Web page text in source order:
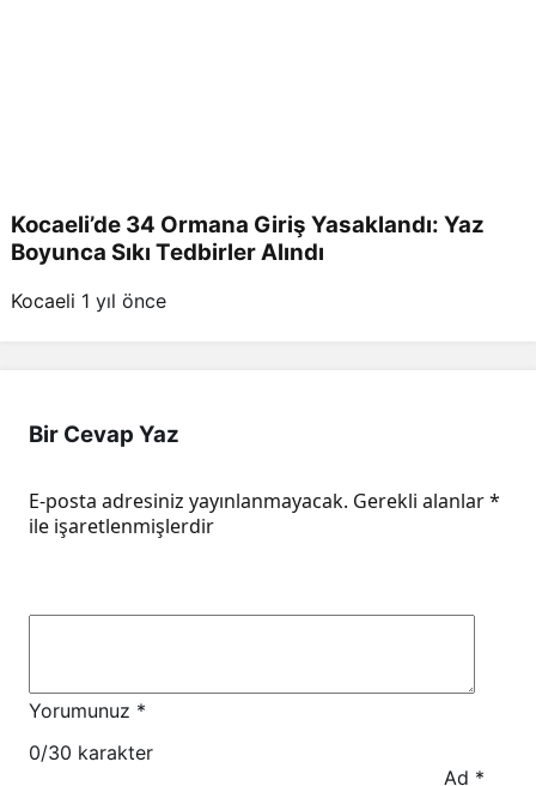
Kocaeli’de 34 Ormana Giriş Yasaklandı: Yaz
Boyunca Sıkı Tedbirler Alındı
Kocaeli 1 yıl önce
Bir Cevap Yaz
E-posta adresiniz yayınlanmayacak. Gerekli alanlar*
ile işaretlenmişlerdir
Yorumunuz *
0/30 karakter
Ad *